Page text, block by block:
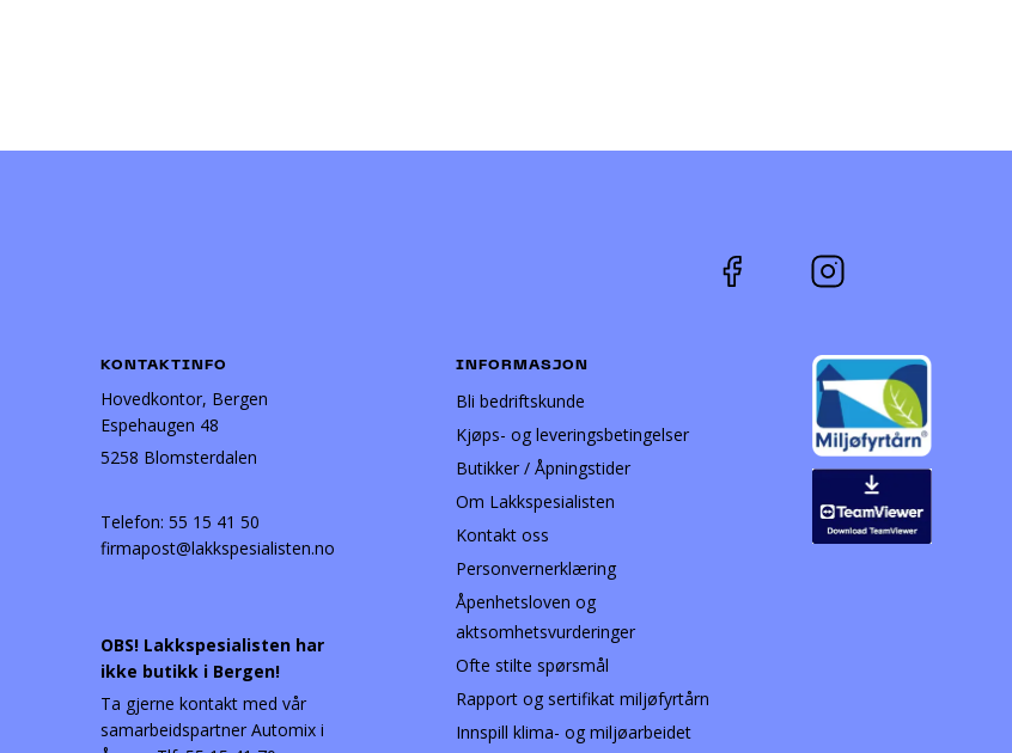
KONTAKTINFO
Hovedkontor, Bergen
Espehaugen 48
5258 Blomsterdalen
Telefon: 55 15 41 50
firmapost@lakkspesialisten.no
OBS! Lakkspesialisten har
ikke butikk i Bergen!
Ta gjerne kontakt med vår
samarbeidspartner Automix i
INFORMASJON
Bli bedriftskunde
Kjøps- og leveringsbetingelser
Butikker / Åpningstider
Om Lakkspesialisten
Kontakt oss
Personvernerklæring
Åpenhetsloven og
aktsomhetsvurderinger
Ofte stilte spørsmål
Rapport og sertifikat miljøfyrtårn
Innspill klima- og miljøarbeidet